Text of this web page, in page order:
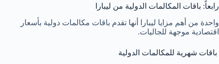
رابعاً: باقات المكالمات الدولية من ليبارا
واحدة من أهم مزايا ليبارا أنها تقدم باقات مكالمات دولية بأسعار
اقتصادية موجهة للجاليات.
باقات شهرية للمكالمات الدولية